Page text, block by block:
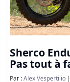
Sherco
Pas tout à
Par :Alex Vespertilio